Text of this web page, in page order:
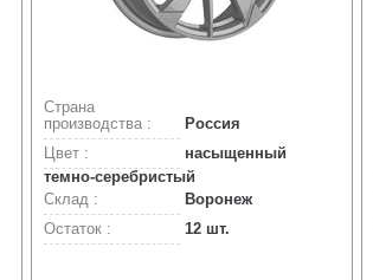
Страна
производства :
Россия
Цвет :
насыщенный
темно-серебристый
Склад :
Воронеж
Остаток :
12 шт.